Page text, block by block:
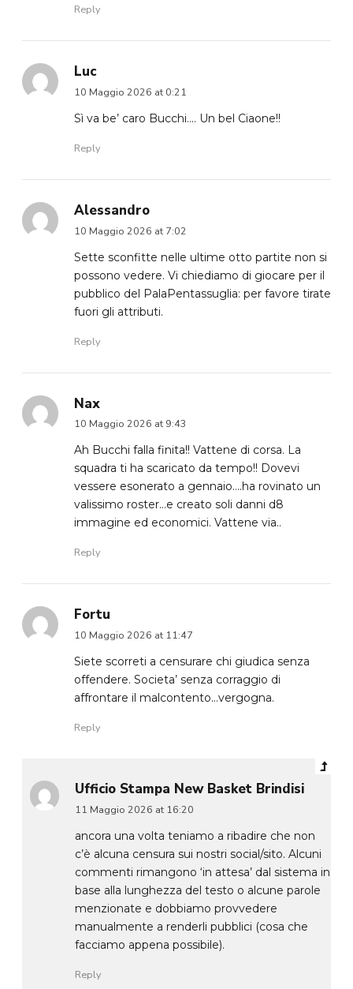
Reply
Luc
10 Maggio 2026 at 0:21
Sì va be’ caro Bucchi…. Un bel Ciaone!!
Reply
Alessandro
10 Maggio 2026 at 7:02
Sette sconfitte nelle ultime otto partite non si
possono vedere. Vi chiediamo di giocare per il
pubblico del PalaPentassuglia: per favore tirate
fuori gli attributi.
Reply
Nax
10 Maggio 2026 at 9:43
Ah Bucchi falla finita!! Vattene di corsa. La
squadra ti ha scaricato da tempo!! Dovevi
vessere esonerato a gennaio….ha rovinato un
valissimo roster…e creato soli danni d8
immagine ed economici. Vattene via..
Reply
Fortu
10 Maggio 2026 at 11:47
Siete scorreti a censurare chi giudica senza
offendere. Societa’ senza corraggio di
affrontare il malcontento…vergogna.
Reply
Ufficio Stampa New Basket Brindisi
11 Maggio 2026 at 16:20
ancora una volta teniamo a ribadire che non
c’è alcuna censura sui nostri social/sito. Alcuni
commenti rimangono ‘in attesa’ dal sistema in
base alla lunghezza del testo o alcune parole
menzionate e dobbiamo provvedere
manualmente a renderli pubblici (cosa che
facciamo appena possibile).
Reply